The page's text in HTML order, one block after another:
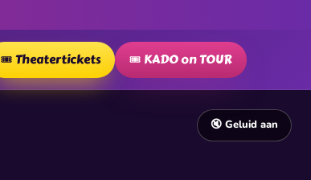
🎟️ Theatertickets 🎟️ KADO on TOUR
🔇 Geluid aan